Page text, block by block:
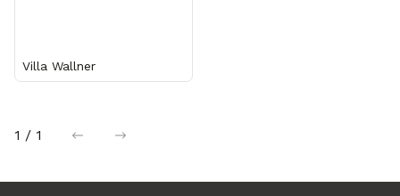
Villa Wallner
1 / 1 precedentesuccessiva